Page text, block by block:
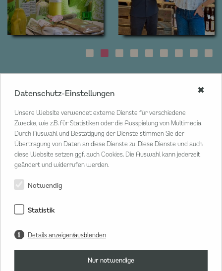
CENTER MANAGEMENT
Poststraße 33
20354 Hamburg
040 80 802 02 20
info@hanseviertel.de
Center Manager
Datenschutz-Einstellungen
Unsere Website verwendet externe Dienste für verschiedene
Zwecke, wie z.B. für Statistiken oder die Ausspielung von Multimedia.
Durch Auswahl und Bestätigung der Dienste stimmen Sie der
Übertragung von Daten an diese Dienste zu. Diese Dienste und auch
diese Website setzen ggf. auch Cookies. Die Auswahl kann jederzeit
geändert und widerrufen werden.
Notwendig
Statistik
Details anzeigen/ausblenden
Nur notwendige
✖